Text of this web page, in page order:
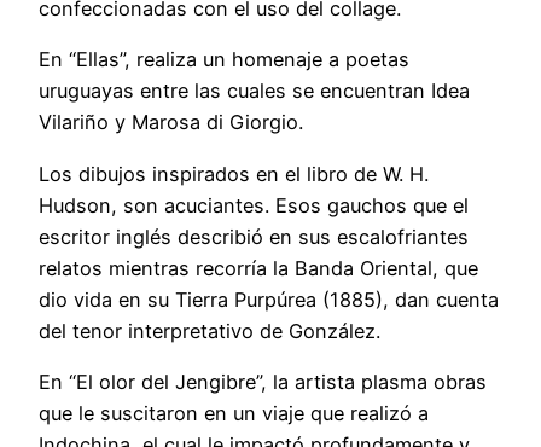
confeccionadas con el uso del collage.
En “Ellas”, realiza un homenaje a poetas
uruguayas entre las cuales se encuentran Idea
Vilariño y Marosa di Giorgio.
Los dibujos inspirados en el libro de W. H.
Hudson, son acuciantes. Esos gauchos que el
escritor inglés describió en sus escalofriantes
relatos mientras recorría la Banda Oriental, que
dio vida en su Tierra Purpúrea (1885), dan cuenta
del tenor interpretativo de González.
En “El olor del Jengibre”, la artista plasma obras
que le suscitaron en un viaje que realizó a